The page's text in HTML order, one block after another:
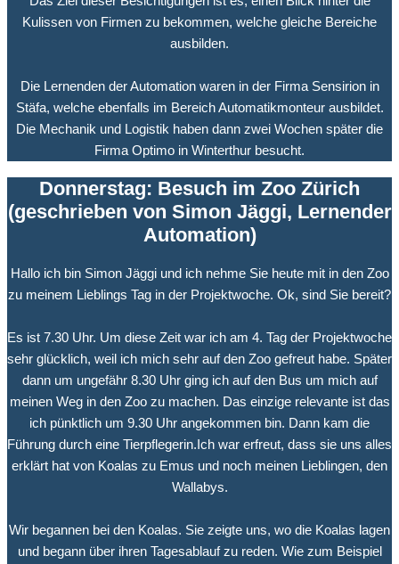
Kulissen von Firmen zu bekommen, welche gleiche Bereiche
ausbilden.
Die Lernenden der Automation waren in der Firma Sensirion in
Stäfa, welche ebenfalls im Bereich Automatikmonteur ausbildet.
Die Mechanik und Logistik haben dann zwei Wochen später die
Firma Optimo in Winterthur besucht.
Donnerstag: Besuch im Zoo Zürich
(geschrieben von Simon Jäggi, Lernender
Automation)
Hallo ich bin Simon Jäggi und ich nehme Sie heute mit in den Zoo
zu meinem Lieblings Tag in der Projektwoche. Ok, sind Sie bereit?
Es ist 7.30 Uhr. Um diese Zeit war ich am 4. Tag der Projektwoche
sehr glücklich, weil ich mich sehr auf den Zoo gefreut habe. Später
dann um ungefähr 8.30 Uhr ging ich auf den Bus um mich auf
meinen Weg in den Zoo zu machen. Das einzige relevante ist das
ich pünktlich um 9.30 Uhr angekommen bin. Dann kam die
Führung durch eine Tierpflegerin.Ich war erfreut, dass sie uns alles
erklärt hat von Koalas zu Emus und noch meinen Lieblingen, den
Wallabys.
Wir begannen bei den Koalas. Sie zeigte uns, wo die Koalas lagen
und begann über ihren Tagesablauf zu reden. Wie zum Beispiel